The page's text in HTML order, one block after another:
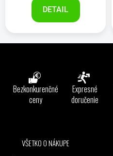
DETAIL
Bezkonkurenčné
ceny
Expresné
doručenie
VŠETKO O NÁKUPE